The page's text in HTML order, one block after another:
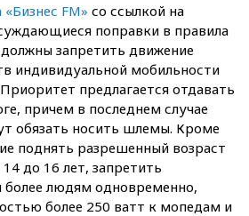
«Бизнес FM» со ссылкой на
поправки в правила
запретить движение
индивидуальной мобильности
предлагается отдавать
причем в последнем случае
обязать носить шлемы. Кроме
поднять разрешенный возраст
до 16 лет, запретить
людям одновременно,
более 250 ватт к мопедам и